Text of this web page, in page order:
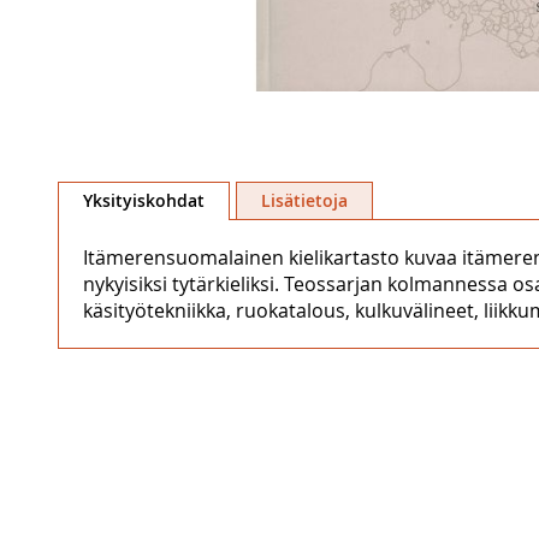
to
the
images
gallery
Yksityiskohdat
Itämerensuomalainen kielikartasto kuvaa
nykyisiksi tytärkieliksi. Teossarjan kolmannessa
käsityötekniikka, ruokatalous, kulkuvälineet,
Lisätietoja